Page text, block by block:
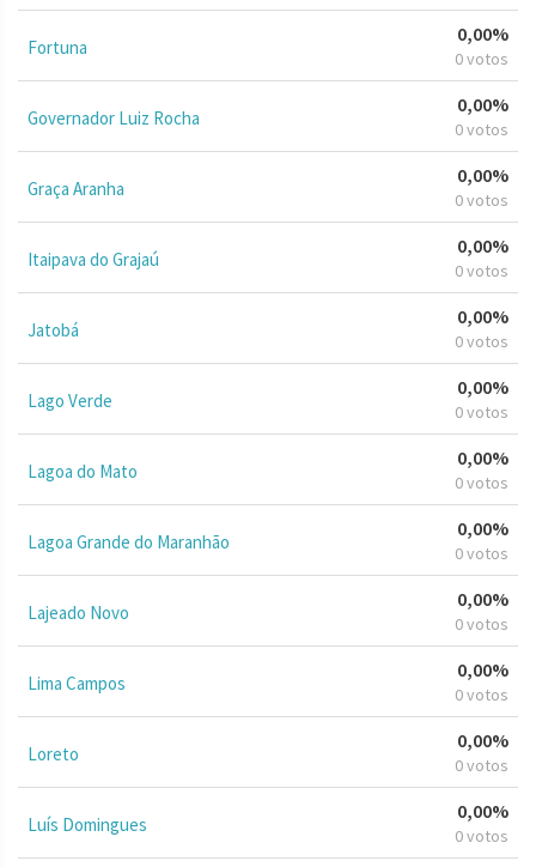
Fortuna
0,00%
0 votos
Governador Luiz Rocha
0,00%
0 votos
Graça Aranha
0,00%
0 votos
Itaipava do Grajaú
0,00%
0 votos
Jatobá
0,00%
0 votos
Lago Verde
0,00%
0 votos
Lagoa do Mato
0,00%
0 votos
Lagoa Grande do Maranhão
0,00%
0 votos
Lajeado Novo
0,00%
0 votos
Lima Campos
0,00%
0 votos
Loreto
0,00%
0 votos
Luís Domingues
0,00%
0 votos